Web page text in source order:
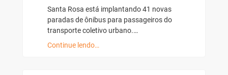
Santa Rosa está implantando 41 novas
paradas de ônibus para passageiros do
transporte coletivo urbano.…
Continue lendo…